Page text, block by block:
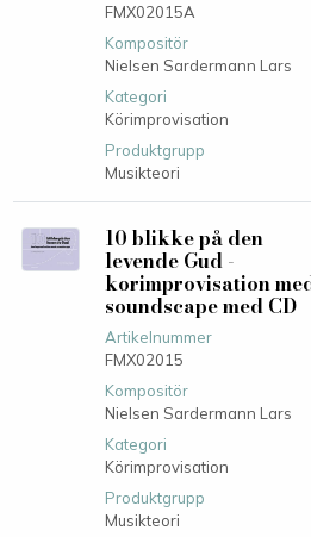
FMX02015A
Kompositör
Nielsen Sardermann Lars
Kategori
Körimprovisation
Produktgrupp
Musikteori
10 blikke på den
levende Gud -
korimprovisation
soundscape med CD
Artikelnummer
FMX02015
Kompositör
Nielsen Sardermann Lars
Kategori
Körimprovisation
Produktgrupp
Musikteori